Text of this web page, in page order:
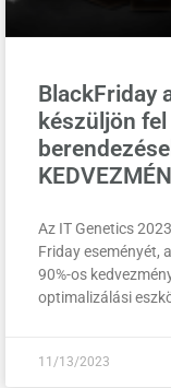
BlackFriday
készüljön
Az IT Genetics
Friday eseményét,
90%-os
optimalizálási
11/13/2023